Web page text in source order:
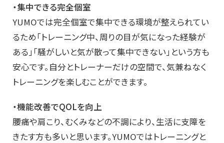
・集中できる完全個室
YUMOでは完全個室で集中できる環境が整えられてい
るため「トレーニング中、周りの目が気になった経験が
ある」「騒がしいと気が散って集中できない」という方も
安心です。自分とトレーナーだけの空間で、気兼ねなく
トレーニングを楽しむことができます。
・機能改善でQOLを向上
腰痛や肩こり、むくみなどの不調により、生活に支障を
きたす方も多いと思います。YUMOではトレーニングと